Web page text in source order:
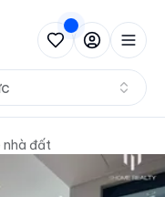
nhà đất